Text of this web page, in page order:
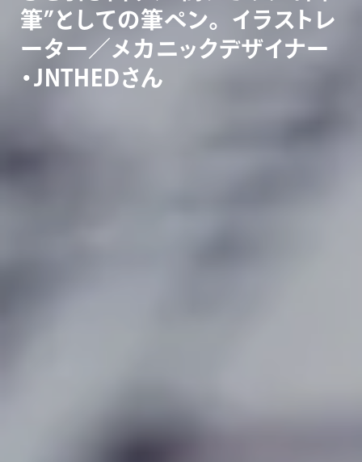
筆”と しての筆ペン。 イ ラ ス ト レ
ータ ー ／ メ カ ニックデザイナー
・J NT H E Dさん